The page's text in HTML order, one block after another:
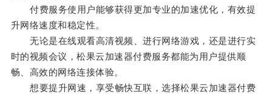
付费服务使用户能够获得更加专业的加速优化，有效提
升网络速度和稳定性。
无论是在线观看高清视频、进行网络游戏，还是进行实
时的视频会议，松果云加速器付费服务都能为用户提供顺
畅、高效的网络连接体验。
想要提升网速，享受畅快互联，选择松果云加速器付费